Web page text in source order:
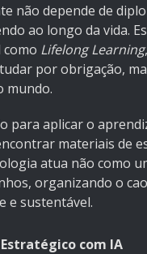
não depende de
ao longo da vida.
Lifelong Learning
por obrigação,
mundo.
para aplicar o
materiais de
atua não como
organizando o
e sustentável.
com IA